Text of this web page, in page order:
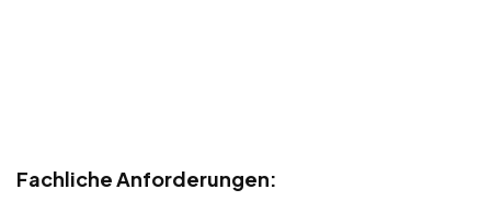
Fachliche Anforderungen: